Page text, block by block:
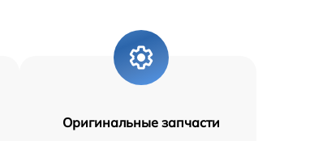
Оригинальные запчасти